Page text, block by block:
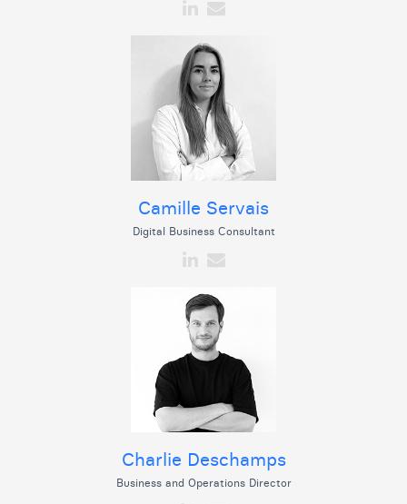
Camille Servais
Digital Business Consultant
Charlie Deschamps
Business and Operations Director